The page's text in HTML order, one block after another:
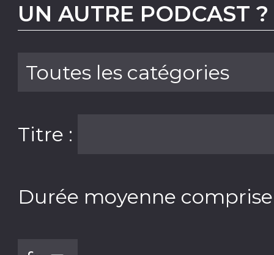
UN AUTRE PODCAST ?
Titre :
Durée moyenne